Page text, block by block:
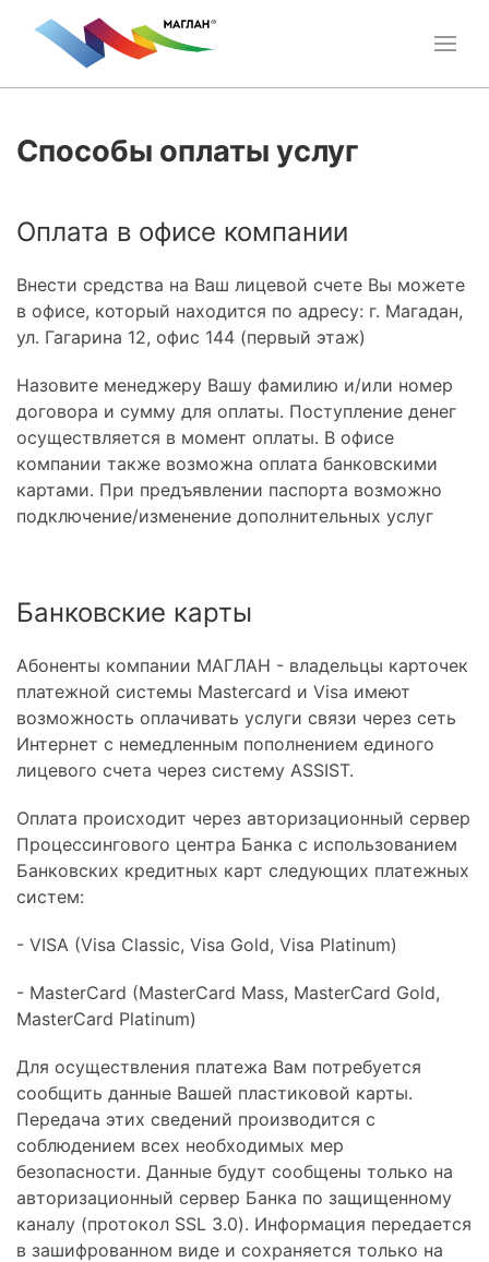
Способы оплаты услуг
Оплата в офисе компании
Внести средства на Ваш лицевой счете Вы можете
в офисе, который находится по адресу: г. Магадан,
ул. Гагарина 12, офис 144 (первый этаж)
Назовите менеджеру Вашу фамилию и/или номер
договора и сумму для оплаты. Поступление денег
осуществляется в момент оплаты. В офисе
компании также возможна оплата банковскими
картами. При предъявлении паспорта возможно
подключение/изменение дополнительных услуг
Банковские карты
Абоненты компании МАГЛАН - владельцы карточек
платежной системы Mastercard и Visa имеют
возможность оплачивать услуги связи через сеть
Интернет с немедленным пополнением единого
лицевого счета через систему ASSIST.
Оплата происходит через авторизационный сервер
Процессингового центра Банка с использованием
Банковских кредитных карт следующих платежных
систем:
- VISA (Visa Classic, Visa Gold, Visa Platinum)
- MasterCard (MasterСard Mass, MasterСard Gold,
MasterСard Platinum)
Для осуществления платежа Вам потребуется
сообщить данные Вашей пластиковой карты.
Передача этих сведений производится с
соблюдением всех необходимых мер
безопасности. Данные будут сообщены только на
авторизационный сервер Банка по защищенному
каналу (протокол SSL 3.0). Информация передается
в зашифрованном виде и сохраняется только на